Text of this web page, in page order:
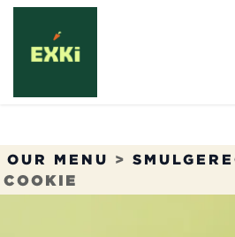
Overslaan naar inhoud
OUR MENU >
COOKIE